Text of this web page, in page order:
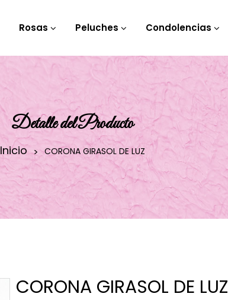
Rosas Peluches Condolencias
Detalle del Producto
Inicio CORONA GIRASOL DE LUZ
CORONA GIRASOL DE LUZ